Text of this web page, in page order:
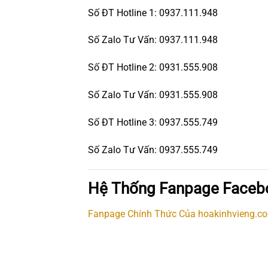
Số ĐT Hotline 1: 0937.111.948
Số Zalo Tư Vấn: 0937.111.948
Số ĐT Hotline 2: 0931.555.908
Số Zalo Tư Vấn: 0931.555.908
Số ĐT Hotline 3: 0937.555.749
Số Zalo Tư Vấn: 0937.555.749
Hệ Thống Fanpage
Fanpage Chính Thức Của